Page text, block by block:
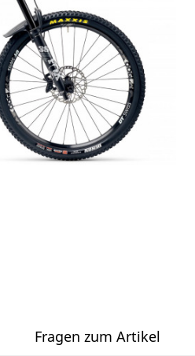
Fragen zum Artikel